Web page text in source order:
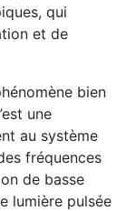
qui
et de
bien
une
au système
fréquences
de basse
lumière pulsée